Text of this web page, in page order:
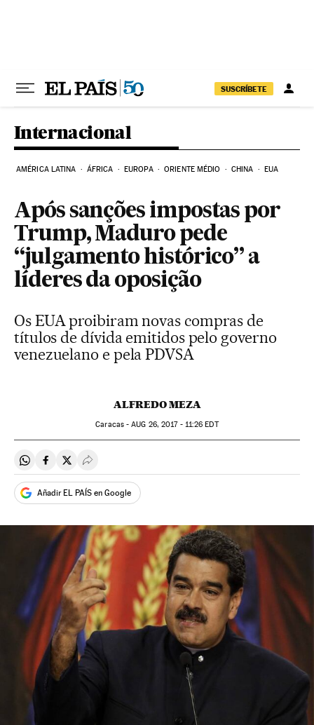
SUSCRÍBETE
Internacional
AMÉRICA LATINA ÁFRICA EUROPA ORIENTE MÉDIO CHINA EUA
Após sanções impostas por
Trump, Maduro pede
“julgamento histórico” a
líderes da oposição
Os EUA proibiram novas compras de
títulos de dívida emitidos pelo governo
venezuelano e pela PDVSA
ALFREDO MEZA
Caracas -AUG 26, 2017 - 11:26 EDT
Compartir en Whatsapp
Compartir en Facebook
Compartir en Twitter
Desplegar Redes Sociales
Añadir EL PAÍS en Google